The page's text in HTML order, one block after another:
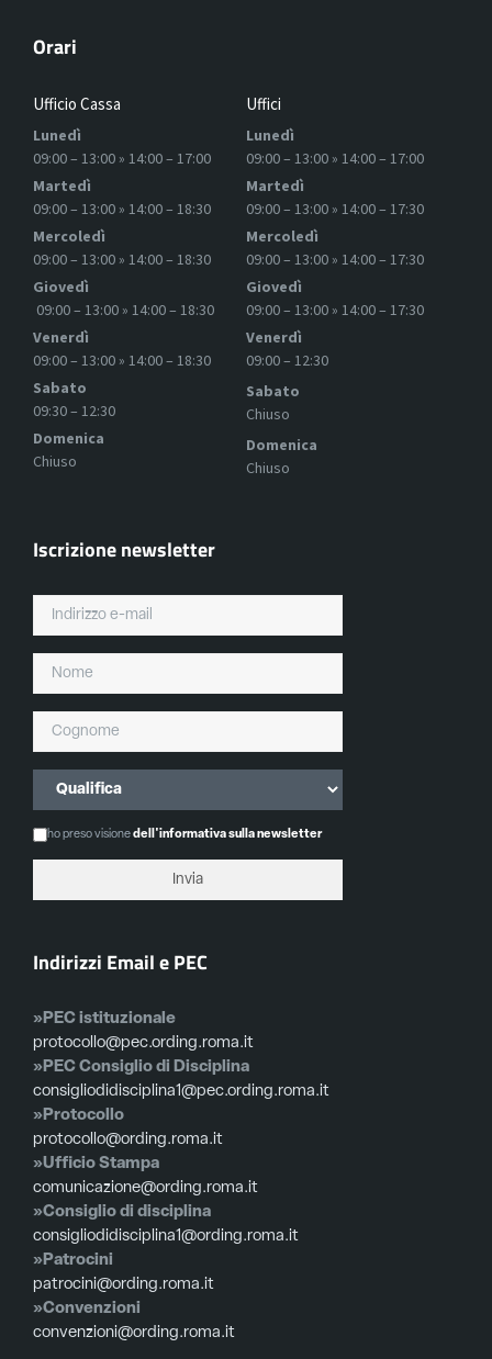
Orari
Ufficio Cassa
Lunedì
09:00 – 13:00 » 14:00 – 17:00
Martedì
09:00 – 13:00 » 14:00 – 18:30
Mercoledì
09:00 – 13:00 » 14:00 – 18:30
Giovedì
09:00 – 13:00 » 14:00 – 18:30
Venerdì
09:00 – 13:00 » 14:00 – 18:30
Sabato
09:30 – 12:30
Domenica
Chiuso
Uffici
Lunedì
09:00 – 13:00 » 14:00 – 17:00
Martedì
09:00 – 13:00 » 14:00 – 17:30
Mercoledì
09:00 – 13:00 » 14:00 – 17:30
Giovedì
09:00 – 13:00 » 14:00 – 17:30
Venerdì
09:00 – 12:30
Sabato
Chiuso
Domenica
Chiuso
Iscrizione newsletter
ho preso visionedell'informativa sulla newsletter
Indirizzi Email e PEC
»PEC istituzionale
protocollo@pec.ording.roma.it
»PEC Consiglio di Disciplina
consigliodidisciplina1@pec.ording.roma.it
»Protocollo
protocollo@ording.roma.it
»Ufficio Stampa
comunicazione@ording.roma.it
»Consiglio di disciplina
consigliodidisciplina1@ording.roma.it
»Patrocini
patrocini@ording.roma.it
»Convenzioni
convenzioni@ording.roma.it